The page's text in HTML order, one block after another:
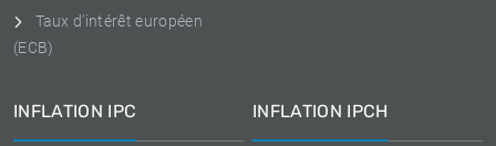
Taux d'intérêt européen
(ECB)
INFLATION IPC INFLATION IPCH